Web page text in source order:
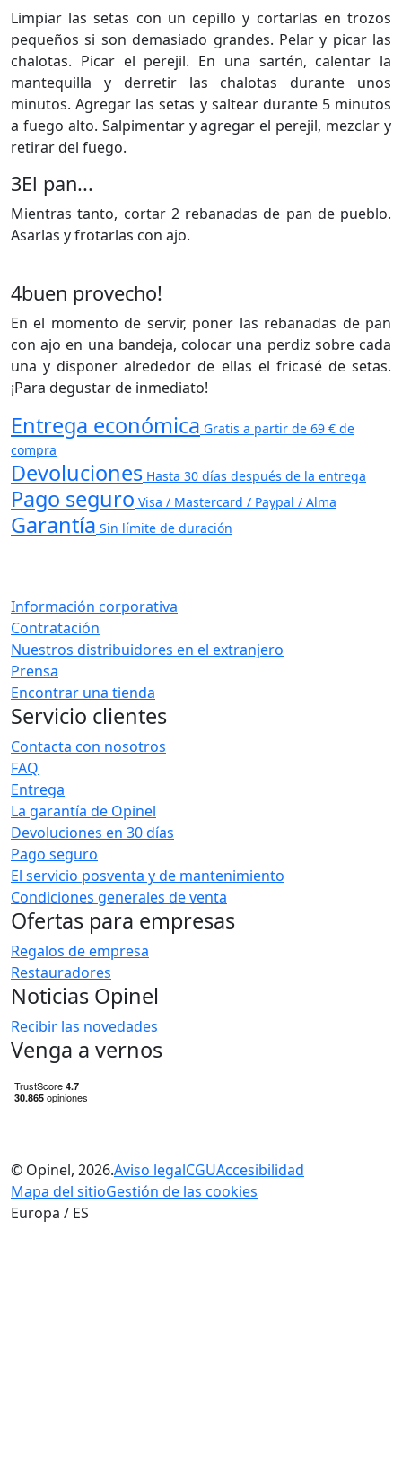
Limpiar las setas con un cepillo y cortarlas en trozos
pequeños si son demasiado grandes. Pelar y picar las
chalotas. Picar el perejil. En una sartén, calentar la
mantequilla y derretir las chalotas durante unos
minutos. Agregar las setas y saltear durante 5 minutos
a fuego alto. Salpimentar y agregar el perejil, mezclar y
retirar del fuego.
3El pan...
Mientras tanto, cortar 2 rebanadas de pan de pueblo.
Asarlas y frotarlas con ajo.
4buen provecho!
En el momento de servir, poner las rebanadas de pan
con ajo en una bandeja, colocar una perdiz sobre cada
una y disponer alrededor de ellas el fricasé de setas.
¡Para degustar de inmediato!
Entrega económica Gratis a partir de 69 € de
compra
Devoluciones Hasta 30 días después de la entrega
Pago seguro Visa / Mastercard / Paypal / Alma
Garantía Sin límite de duración
Información corporativa
Contratación
Nuestros distribuidores en el extranjero
Prensa
Encontrar una tienda
Servicio clientes
Contacta con nosotros
FAQ
Entrega
La garantía de Opinel
Devoluciones en 30 días
Pago seguro
El servicio posventa y de mantenimiento
Condiciones generales de venta
Ofertas para empresas
Regalos de empresa
Restauradores
Noticias Opinel
Recibir las novedades
Venga a vernos
© Opinel, 2026.Aviso legalCGUAccesibilidad
Mapa del sitioGestión de las cookies
Europa / ES